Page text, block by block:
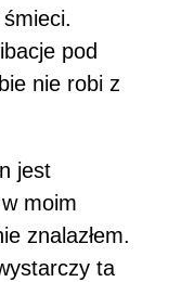
pod
nie robi z
jest
moim
znalazłem.
ta